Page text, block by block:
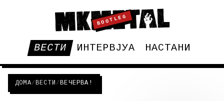
BOOTLEG
ВЕСТИ ИНТЕРВЈУА НАСТАНИ
ДОМА/ВЕСТИ /ВЕЧЕРВА!